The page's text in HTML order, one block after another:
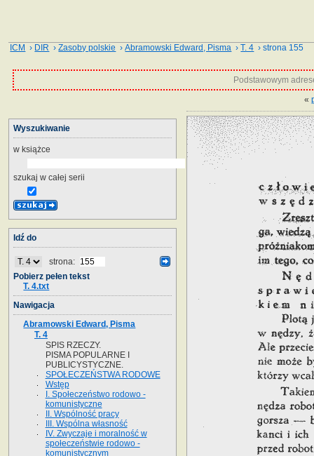
ICM › DIR ›Zasoby polskie ›Abramowski Edward, Pisma ›T. 4 › strona 155
Podstawowym
«
Wyszukiwanie
w książce
szukaj w całej serii
Idź do
strona:
Pobierz pełen tekst
T. 4.txt
Nawigacja
Abramowski Edward, Pisma
T. 4
SPIS RZECZY.
PISMA POPULARNE I
PUBLICYSTYCZNE.
SPOŁECZEŃSTWA RODOWE
Wstęp
I. Społeczeństwo rodowo -
komunistyczne
II. Wspólność pracy
III. Wspólna własność
IV. Zwyczaje i moralność w
społeczeństwie rodowo -
komunistycznym